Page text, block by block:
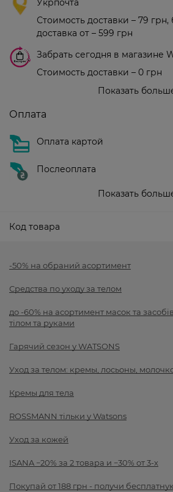
Укрпочта
Стоимость доставки – 79 грн,
доставка от – 599 грн
Забрать сегодня в магазине
Стоимость доставки – 0 грн
Показать
Оплата
Оплата картой
Послеоплата
Показать
Код товара
-50% на обраний асортимент
Средства по уходу за телом
до -60% на асортимент масок та
тілом та руками
Гарячий сезон у WATSONS
Уход за телом: кремы, лосьоны,
Кремы для тела
ROSSMANN тільки у Watsons
Уход за кожей
ISANA −20% за 2 товара и −30% от 3-х
Покупай от 188 грн - получи